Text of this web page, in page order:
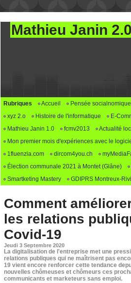
Mathieu Janin 2.0
Rubriques Accueil Pensée socialnomique
xyz 2.o
Histoire de l'informatique E-
Mathieu Janin 1.0
fcmv2013
Actualité
Mon premier mois d'expériences avec le
1fluenzia.com
dircom4you.ch
Élection communale 2021 à Montet (Glâne)
Smartketing Mastery
GDIPRS Montreux-
Comment
les relations
Covid-19
Jeudi 3 Septembre 2020
La digitalisation de l'entreprise met une
relations publiques qui ne maîtrisent pas
19 vient encore renforcer cette tendance
nouvelles chômeuses et chômeurs ces
communicants et marketeurs sans emploi.